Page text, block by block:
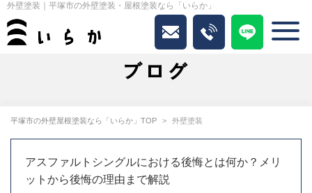
外壁塗装｜平塚市の外壁塗装・屋根塗装なら「いらか」
ブログ
平塚市の外壁屋根塗装なら「いらか」TOP 外壁塗装
アスファルトシングルにおける後悔とは何か？メリ
ットから後悔の理由まで解説